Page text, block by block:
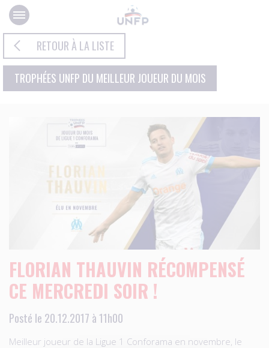
Panneau de gestion des cookies
RETOUR À LA LISTE
TROPHÉES UNFP DU MEILLEUR JOUEUR DU MOIS
FLORIAN THAUVIN RÉCOMPENSÉ
CE MERCREDI SOIR !
Posté le 20.12.2017 à 11h00
Meilleur joueur de la Ligue 1 Conforama en novembre, le